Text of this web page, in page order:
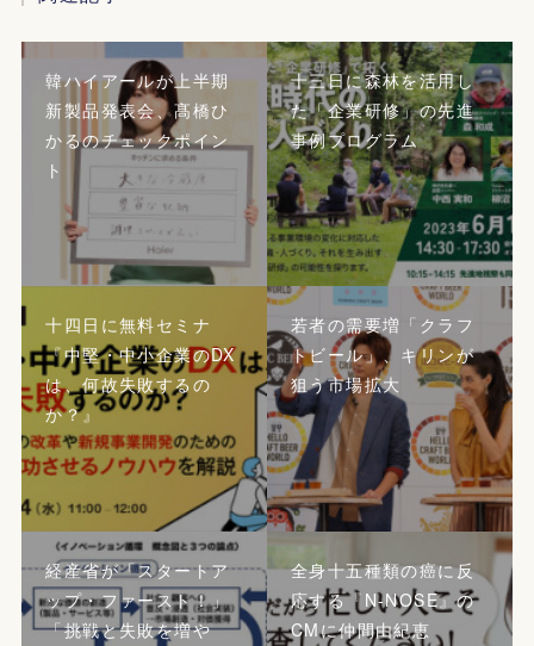
韓ハイアールが上半期
新製品発表会、髙橋ひ
かるのチェックポイン
ト
十三日に森林を活用し
た「企業研修」の先進
事例プログラム
十四日に無料セミナ
『中堅・中小企業のDX
は、何故失敗するの
か？』
若者の需要増「クラフ
トビール」、キリンが
狙う市場拡大
経産省が「スタートア
ップ・ファースト！」
「挑戦と失敗を増や
全身十五種類の癌に反
応する『N-NOSE』の
CMに仲間由紀恵